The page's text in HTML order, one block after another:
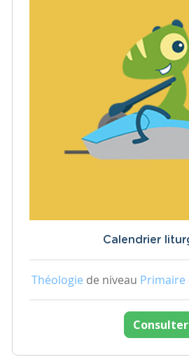
Calendrier
Théologie de niveau Primaire
Consulter